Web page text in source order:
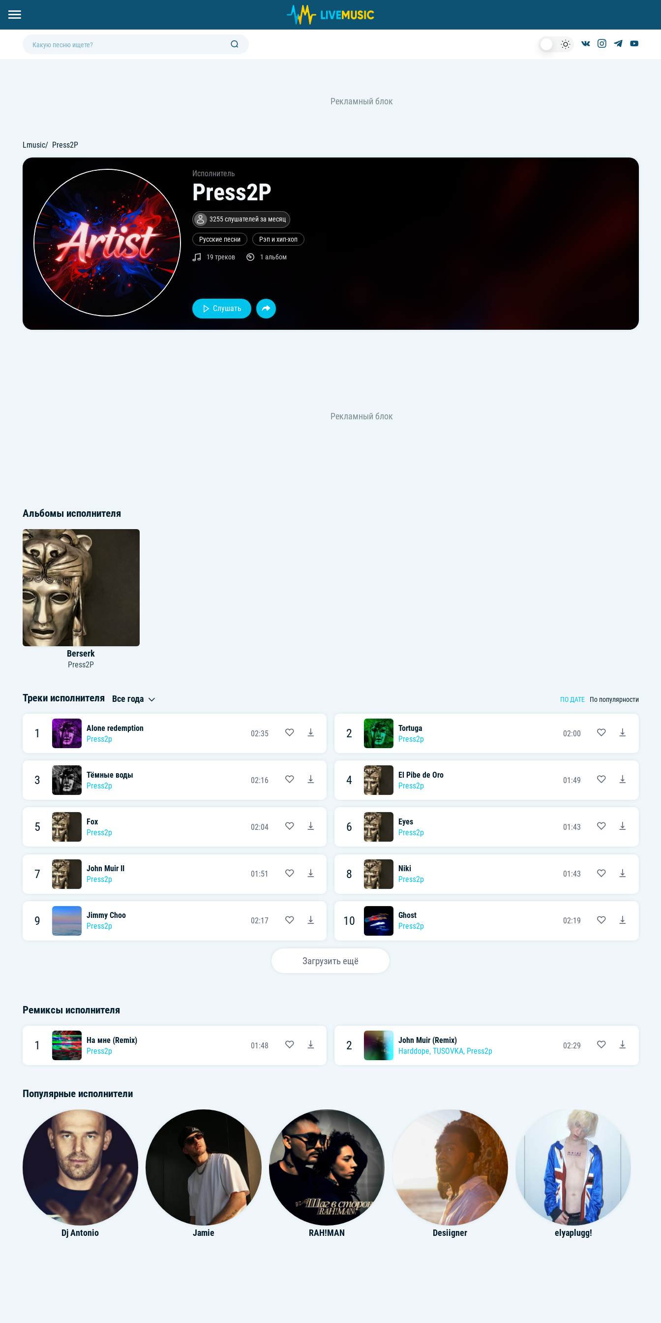
Lmusic Press2P
Исполнитель
Press2P
3255 слушателей за месяц
Русские песни Рэп и хип-хоп
19 треков 1 альбом
Слушать
Альбомы исполнителя
Berserk
Press2P
Треки исполнителя Все года ПО ДАТЕ По популярности
1
Alone redemption
Press2p
02:35 2
Tortuga
Press2p
02:00
3
Тёмные воды
Press2p
02:16 4
El Pibe de Oro
Press2p
01:49
5
Fox
Press2p
02:04 6
Eyes
Press2p
01:43
7
John Muir II
Press2p
01:51 8
Niki
Press2p
01:43
9
Jimmy Choo
Press2p
02:17 10
Ghost
Press2p
02:19
Загрузить ещё
Ремиксы исполнителя
1
На мне (Remix)
Press2p
01:48 2
John Muir (Remix)
Harddope, TUSOVKA, Press2p
02:29
Популярные исполнители
Dj Antonio Jamie RAH!MAN Desiigner elyaplugg!